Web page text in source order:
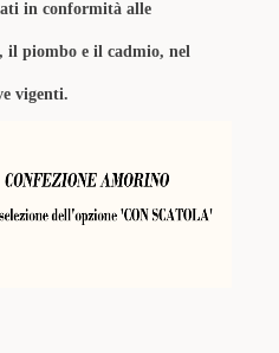
in conformità alle
piombo e il cadmio, nel
vigenti.